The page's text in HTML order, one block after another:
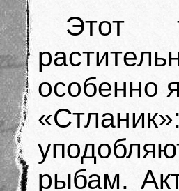
Этот
особенно
рыбам.